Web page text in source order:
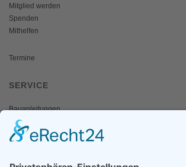
Mitglied werden
Spenden
Mithelfen
Termine
SERVICE
Bauanleitungen
Schulangebote
Shop